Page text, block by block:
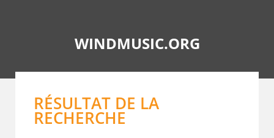
WINDMUSIC.ORG
RÉSULTAT DE LA
RECHERCHE